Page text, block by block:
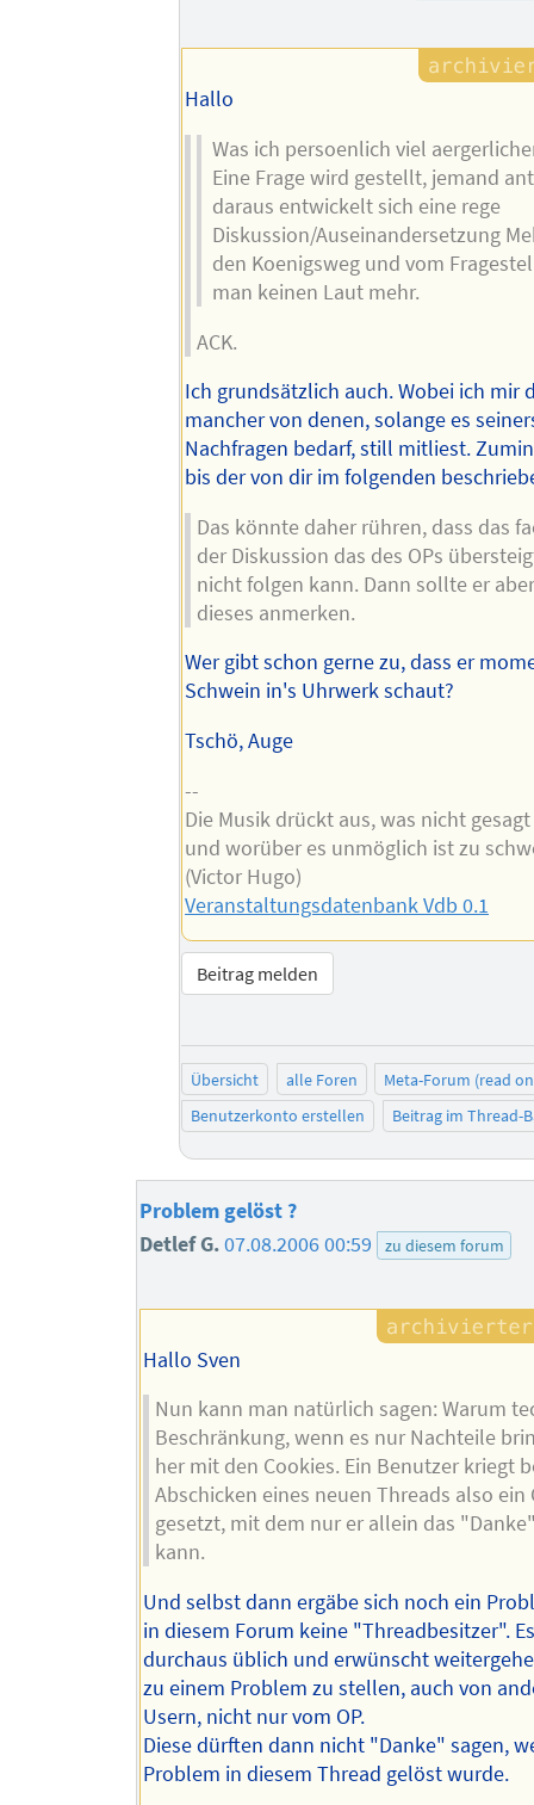
Hallo
Was ich persoenlich viel
Eine Frage wird gestellt, jemand
daraus entwickelt sich eine rege
Diskussion/Auseinandersetzung
den Koenigsweg und vom
man keinen Laut mehr.
ACK.
Ich grundsätzlich auch. Wobei ich mir
mancher von denen, solange es
Nachfragen bedarf, still mitliest.
bis der von dir im folgenden
Das könnte daher rühren, dass das
der Diskussion das des OPs
nicht folgen kann. Dann sollte er
dieses anmerken.
Wer gibt schon gerne zu, dass er
Schwein in's Uhrwerk schaut?
Tschö, Auge
--
Die Musik drückt aus, was nicht
und worüber es unmöglich ist zu
(Victor Hugo)
Veranstaltungsdatenbank Vdb 0.1
Beitrag melden
Übersicht alle Foren
Meta-Forum (read
Benutzerkonto erstellen
Beitrag im Thread-
Problem gelöst ?
Detlef G.07.08.2006 00:59 zu diesem forum
Hallo Sven
Nun kann man natürlich sagen: Warum
Beschränkung, wenn es nur Nachteile
her mit den Cookies. Ein Benutzer kriegt
Abschicken eines neuen Threads also ein
gesetzt, mit dem nur er allein das
kann.
Und selbst dann ergäbe sich noch ein
in diesem Forum keine "Threadbesitzer".
durchaus üblich und erwünscht
zu einem Problem zu stellen, auch von
Usern, nicht nur vom OP.
Diese dürften dann nicht "Danke" sagen,
Problem in diesem Thread gelöst wurde.